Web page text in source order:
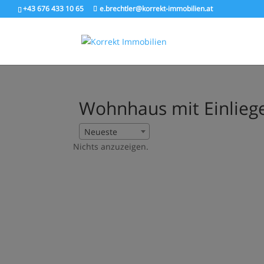
+43 676 433 10 65 e.brechtler@korrekt-immobilien.at
Wohnhaus mit
Neueste
Nichts anzuzeigen.